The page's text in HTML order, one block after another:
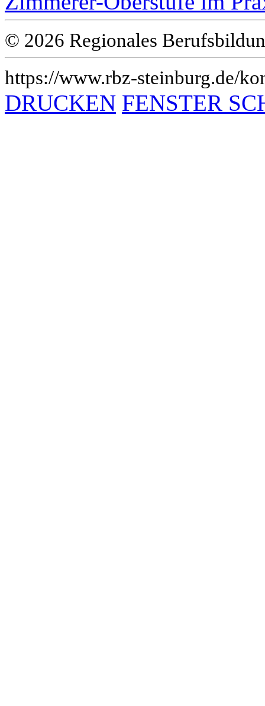
© 2026 Regionales
https://www.rbz-steinburg.de/
DRUCKEN FENSTER